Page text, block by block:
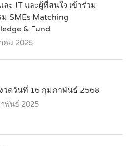
ละ IT และผู้ที่สนใจ เข้าร่วม
ม SMEs Matching
& Fund
คม 2025
งวดวันที่ 16 กุมภาพันธ์ 2568
พันธ์ 2025